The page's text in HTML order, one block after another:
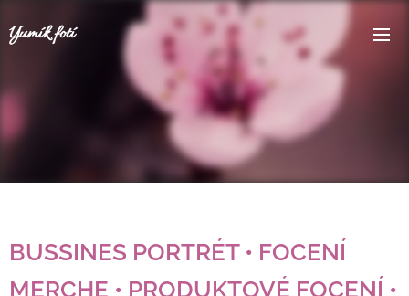
Yumík fotí
BUSSINES PORTRÉT • FOCENÍ
MERCHE • PRODUKTOVÉ FOCENÍ •